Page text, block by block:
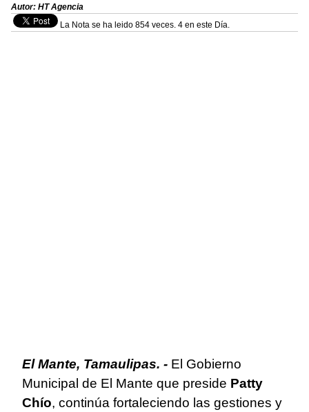
Autor: HT Agencia
La Nota se ha leido 854 veces. 4 en este Día.
El Mante, Tamaulipas. - El Gobierno
Municipal de El Mante que preside Patty
Chío, continúa fortaleciendo las gestiones y